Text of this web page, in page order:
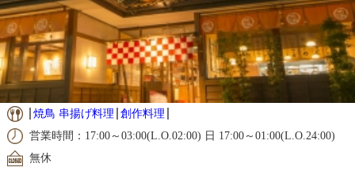
焼鳥 串揚げ料理 創作料理
営業時間：17:00～03:00(L.O.02:00) 日 17:00～01:00(L.O.24:00)
無休